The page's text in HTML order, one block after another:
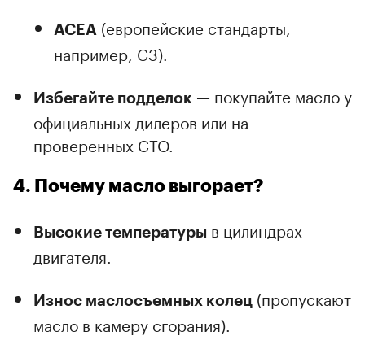
ACEA (европейские стандарты,
например, C3).
Избегайте подделок — покупайте масло у
официальных дилеров или на
проверенных СТО.
4. Почему масло выгорает?
Высокие температуры в цилиндрах
двигателя.
Износ маслосъемных колец (пропускают
масло в камеру сгорания).